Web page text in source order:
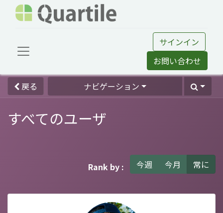
サインイン
お問い合わせ
戻る ナビゲーション
すべてのユーザ
Rank by : 今週 今月 常に